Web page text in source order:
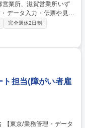
データ入力・伝票や見積
生する事務業務や業務改
ステムがきちんと構築さ
きる環境です。また、
を積極的に共有しながら
り組んでいただけます。
験可
完全週休2日制
ト担当(障がい者雇